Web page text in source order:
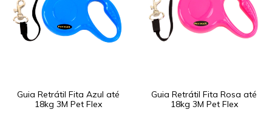
Guia Retrátil Fita Azul até
18kg 3M Pet Flex
Guia Retrátil Fita Rosa até
18kg 3M Pet Flex